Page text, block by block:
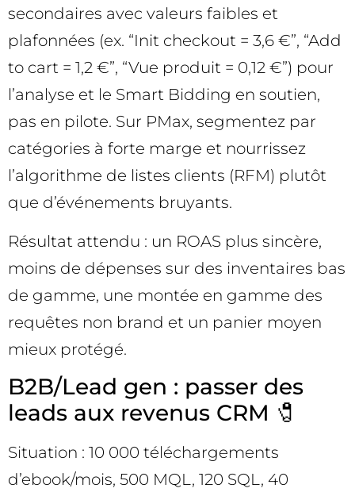
secondaires avec valeurs faibles et
plafonnées (ex. “Init checkout = 3,6 €”, “Add
to cart = 1,2 €”, “Vue produit = 0,12 €”) pour
l’analyse et le Smart Bidding en soutien,
pas en pilote. Sur PMax, segmentez par
catégories à forte marge et nourrissez
l’algorithme de listes clients (RFM) plutôt
que d’événements bruyants.
Résultat attendu : un ROAS plus sincère,
moins de dépenses sur des inventaires bas
de gamme, une montée en gamme des
requêtes non brand et un panier moyen
mieux protégé.
B2B/Lead gen : passer des
leads aux revenus CRM 🧷
Situation : 10 000 téléchargements
d’ebook/mois, 500 MQL, 120 SQL, 40